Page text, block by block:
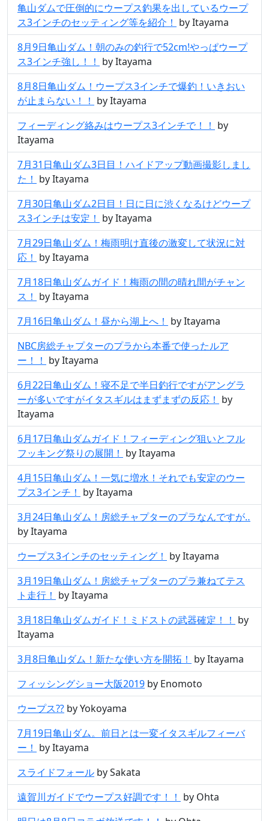
亀山ダムで圧倒的にウープス釣果を出しているウープ
ス3インチのセッティング等を紹介！ by Itayama
8月9日亀山ダム！朝のみの釣行で52cm!やっぱウープ
ス3インチ強し！！ by Itayama
8月8日亀山ダム！ウープス3インチで爆釣！いきおい
が止まらない！！ by Itayama
フィーディング絡みはウープス3インチで！！ by
Itayama
7月31日亀山ダム3日目！ハイドアップ動画撮影しまし
た！ by Itayama
7月30日亀山ダム2日目！日に日に渋くなるけどウープ
ス3インチは安定！ by Itayama
7月29日亀山ダム！梅雨明け直後の激変して状況に対
応！ by Itayama
7月18日亀山ダムガイド！梅雨の間の晴れ間がチャン
ス！ by Itayama
7月16日亀山ダム！昼から湖上へ！ by Itayama
NBC房総チャプターのプラから本番で使ったルア
ー！！ by Itayama
6月22日亀山ダム！寝不足で半日釣行ですがアングラ
ーが多いですがイタスギルはまずまずの反応！ by
Itayama
6月17日亀山ダムガイド！フィーディング狙いとフル
フッキング祭りの展開！ by Itayama
4月15日亀山ダム！一気に増水！それでも安定のウー
プス3インチ！ by Itayama
3月24日亀山ダム！房総チャプターのプラなんですが‥
by Itayama
ウープス3インチのセッティング！ by Itayama
3月19日亀山ダム！房総チャプターのプラ兼ねてテス
ト走行！ by Itayama
3月18日亀山ダムガイド！ミドストの武器確定！！ by
Itayama
3月8日亀山ダム！新たな使い方を開拓！ by Itayama
フィッシングショー大阪2019 by Enomoto
ウープス⁇ by Yokoyama
7月19日亀山ダム。前日とは一変イタスギルフィーバ
ー！ by Itayama
スライドフォール by Sakata
遠賀川ガイドでウープス好調です！！ by Ohta